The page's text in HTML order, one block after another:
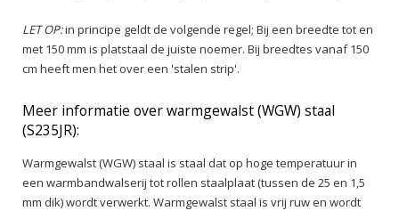
LET OP:in principe geldt de volgende regel; Bij een breedte tot en
met 150 mm is platstaal de juiste noemer. Bij breedtes vanaf 150
cm heeft men het over een 'stalen strip'.
Meer informatie over warmgewalst (WGW) staal
(S235JR):
Warmgewalst (WGW) staal is staal dat op hoge temperatuur in
een warmbandwalserij tot rollen staalplaat (tussen de 25 en 1,5
mm dik) wordt verwerkt. Warmgewalst staal is vrij ruw en wordt